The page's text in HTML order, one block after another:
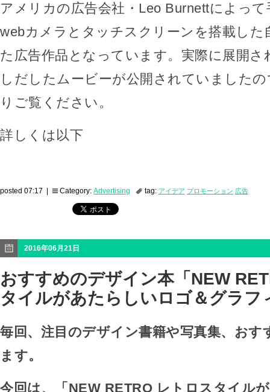
アメリカの広告会社・Leo Burnettによっ
webカメラとタッチスクリーンを搭載した
た広告作品となっています。実際に展開さ
しだしたムービーが公開されていました
りご覧ください。
詳しくは以下
posted 07:17 | Category: Advertising tag: アイデア プロモーション 広告
2016年06月21日
おすすめのデザイン本「NEW
タイルがあたらしいロゴ＆グラフ
毎回、注目のデザイン書籍や写真集、おす
ます。
今回は、「NEW RETRO レトロスタイル